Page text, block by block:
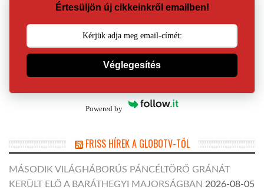
Értesüljön új cikkeinkről emailben!
Véglegesítés
Powered by
FRISS HÍREK A GLOBOTV-TŐL
MÁSODIK VILÁGHÁBORÚS PÁNCÉLTÖRŐ GRÁNÁT
KERÜLT ELŐ A BARÁTHEGYI MAJORSÁGBAN 2026-08-05